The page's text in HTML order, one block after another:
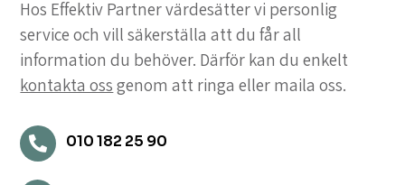
Hos Effektiv Partner värdesätter vi personlig
service och vill säkerställa att du får all
information du behöver. Därför kan du enkelt
kontakta oss genom att ringa eller maila oss.
 010 182 25 90